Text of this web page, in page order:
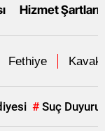
Hizmet Şartları
Fethiye
# Suç